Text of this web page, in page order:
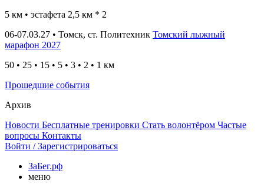
5 км • эстафета 2,5 км * 2
06-07.03.27 • Томск, ст. Политехник Томский лыжный
марафон 2027
50 • 25 • 15 • 5 • 3 • 2 • 1 км
Прошедшие события
Архив
Новости Бесплатные тренировки Стать волонтёром Частые
вопросы Контакты
Войти / Зарегистрироваться
ЗаБег.рф
меню